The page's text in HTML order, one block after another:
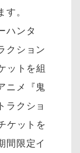
。
ハンタ
クション
ットを組
ニメ『鬼
ラクショ
ケットを
間限定イ